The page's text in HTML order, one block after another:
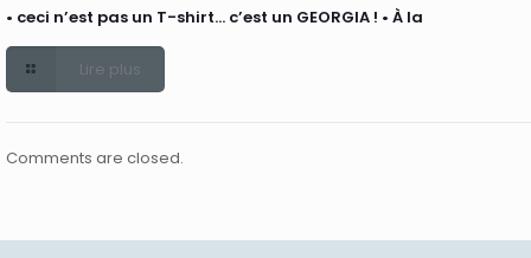
• ceci n’est pas un T-shirt… c’est un GEORGIA ! • À la
Lire plus
Comments are closed.